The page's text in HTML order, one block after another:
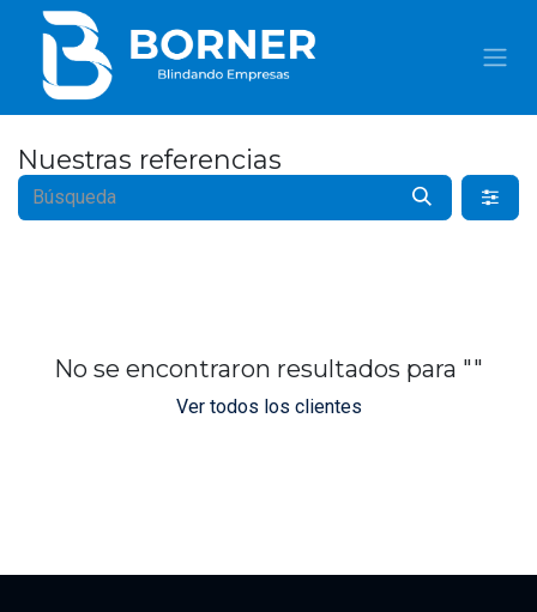
IR AL CONTENIDO
Nuestras referencias
No se encontraron resultados para ""
Ver todos los clientes